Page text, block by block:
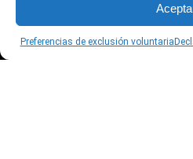
Preferencias de exclusión voluntaria
Política de Privacidad